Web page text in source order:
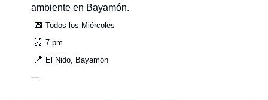
ambiente en Bayamón.
📅 Todos los Miércoles
⏰ 7 pm
📍 El Nido, Bayamón
—